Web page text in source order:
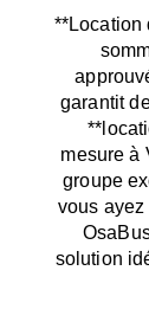
**Location
garantit
mesure à
groupe
vous ayez
solution